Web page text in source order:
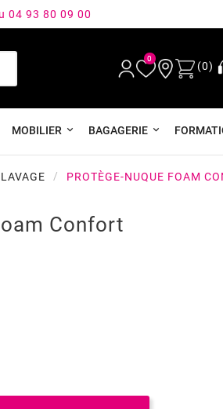
04 93 80 09 00
0
(0)
MOBILIER BAGAGERIE
PROTÈGE-NUQUE FOAM
Confort